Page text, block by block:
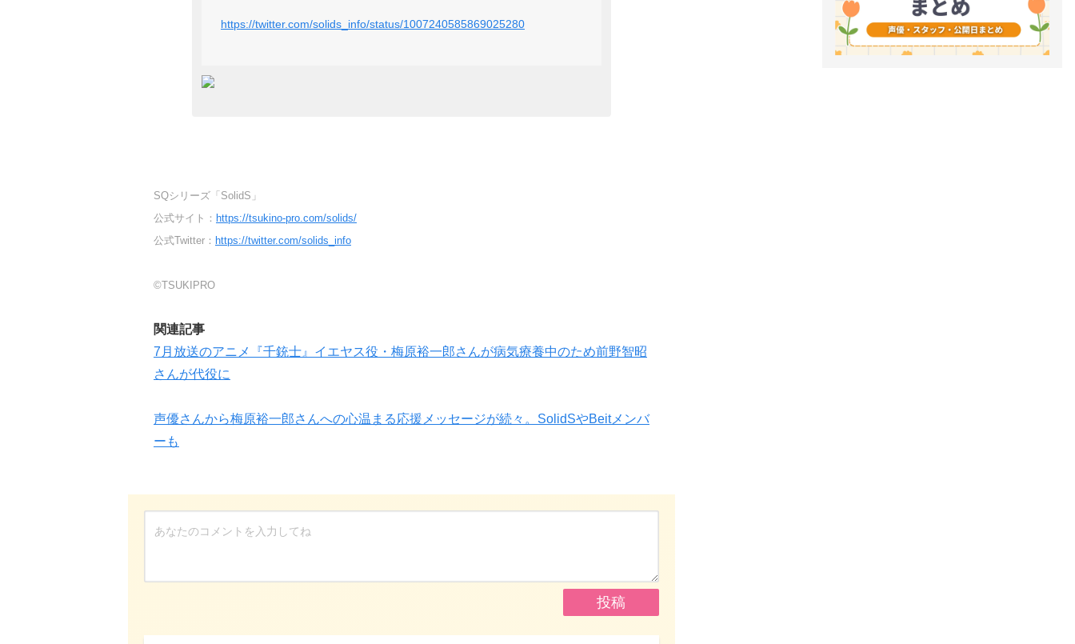
https://twitter.com/solids_info/status/1007240585869025280
SQシリーズ「SolidS」
公式サイト： https://tsukino-pro.com/solids/
公式Twitter： https://twitter.com/solids_info
©TSUKIPRO
関連記事
7月放送のアニメ『千銃士』イエヤス役・梅原裕一郎さんが病気療養中のため前野智昭
さんが代役に
声優さんから梅原裕一郎さんへの心温まる応援メッセージが続々。SolidSやBeitメンバ
ーも